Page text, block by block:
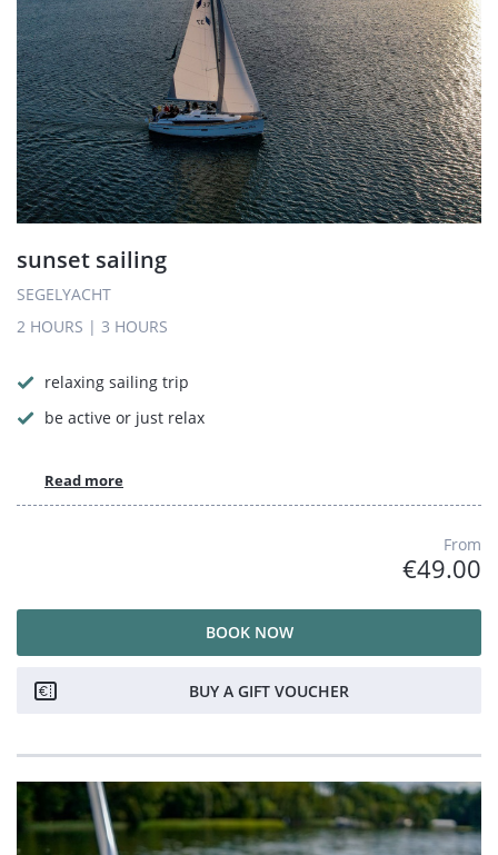
sunset sailing
SEGELYACHT
2 HOURS | 3 HOURS
relaxing sailing trip
be active or just relax
Read more
From
€49.00
BOOK NOW
BUY A GIFT VOUCHER